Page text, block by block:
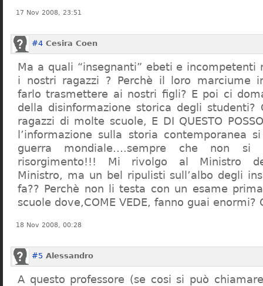
17 Nov 2008, 23:51
#4 Cesira Coen
Ma a quali “insegnanti” ebeti e
i nostri ragazzi ? Perchè il loro marciume
farlo trasmettere ai nostri figli? E poi ci
della disinformazione storica degli
ragazzi di molte scuole, E DI QUESTO POSSO
l’informazione sulla storia contemporanea
guerra mondiale….sempre che non
risorgimento!!! Mi rivolgo al Ministro
Ministro, ma un bel ripulisti sull’albo degli
fa?? Perchè non li testa con un esame
scuole dove,COME VEDE, fanno guai enormi?
18 Nov 2008, 00:28
#5 Alessandro
A questo professore (se cosi si può